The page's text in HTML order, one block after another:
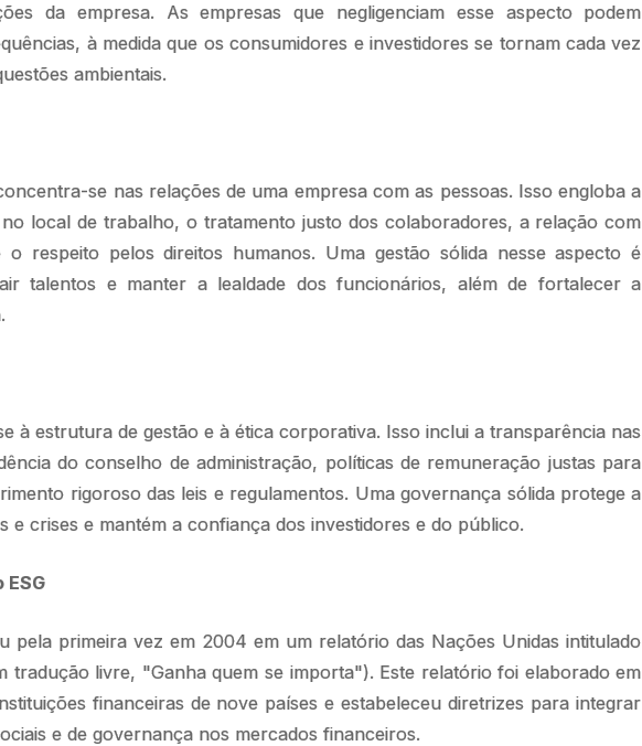
da empresa. As empresas que negligenciam esse aspecto podem
à medida que os consumidores e investidores se tornam cada vez
ambientais.
se nas relações de uma empresa com as pessoas. Isso engloba a
no local de trabalho, o tratamento justo dos colaboradores, a relação com
respeito pelos direitos humanos. Uma gestão sólida nesse aspecto é
talentos e manter a lealdade dos funcionários, além de fortalecer a
à estrutura de gestão e à ética corporativa. Isso inclui a transparência nas
do conselho de administração, políticas de remuneração justas para
rigoroso das leis e regulamentos. Uma governança sólida protege a
e crises e mantém a confiança dos investidores e do público.
ESG
pela primeira vez em 2004 em um relatório das Nações Unidas intitulado
tradução livre, "Ganha quem se importa"). Este relatório foi elaborado em
financeiras de nove países e estabeleceu diretrizes para integrar
e de governança nos mercados financeiros.